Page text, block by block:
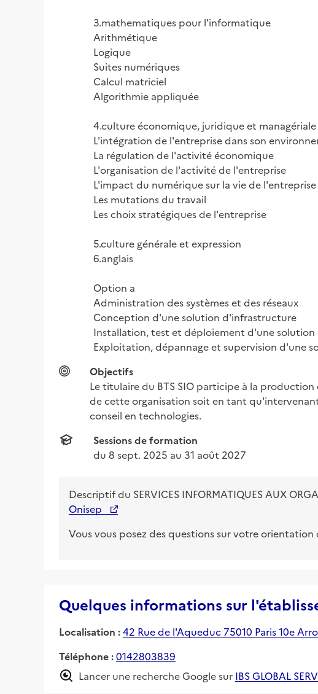
3.mathematiques pour l'informatique
Arithmétique
Logique
Suites numériques
Calcul matriciel
Algorithmie appliquée
4.culture économique, juridique et managériale
L'intégration de l'entreprise dans son
La régulation de l'activité économique
L'organisation de l'activité de l'entreprise
L'impact du numérique sur la vie de l'entreprise
Les mutations du travail
Les choix stratégiques de l'entreprise
5.culture générale et expression
6.anglais
Option a
Administration des systèmes et des réseaux
Conception d'une solution d'infrastructure
Installation, test et déploiement d'une
Exploitation, dépannage et supervision d'une
Objectifs
Le titulaire du BTS SIO participe à la
de cette organisation soit en tant
conseil en technologies.
Sessions de formation
du 8 sept. 2025 au 31 août 2027
Descriptif du SERVICES INFORMATIQUES AUX
Onisep
Vous vous posez des questions sur votre
Quelques informations sur
Localisation :42 Rue de l'Aqueduc 75010 Paris 10e
Téléphone :0142803839
Lancer une recherche Google sur IBS GLOBAL